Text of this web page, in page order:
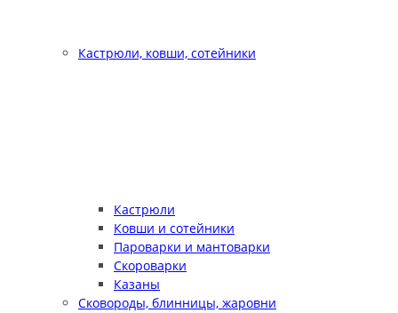
Кастрюли, ковши, сотейники
Кастрюли
Ковши и сотейники
Пароварки и мантоварки
Скороварки
Казаны
Сковороды, блинницы, жаровни